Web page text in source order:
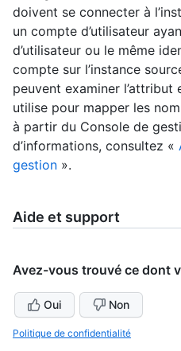
doivent se connecter à
un compte d’utilisateur
d’utilisateur ou le même
compte sur l’instance
peuvent examiner l’attribut
utilise pour mapper les
à partir du Console de
d’informations, consultez «
gestion ».
Aide et support
Avez-vous trouvé ce dont
Oui Non
Politique de confidentialité